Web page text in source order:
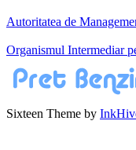
Autoritatea de
Organismul Intermediar
Sixteen Theme by